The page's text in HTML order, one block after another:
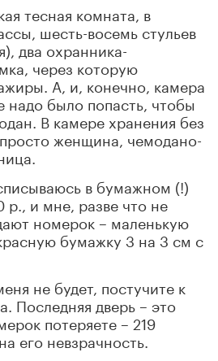
тесная комната, в
шесть-восемь стульев
два охранника-
через которую
А, и, конечно, камера
надо было попасть, чтобы
В камере хранения без
женщина, чемодано-
в бумажном (!)
р., и мне, разве что не
номерок – маленькую
бумажку 3 на 3 см с
не будет, постучите к
Последняя дверь – это
потеряете – 219
его невзрачность.